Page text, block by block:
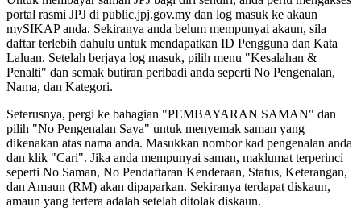
portal rasmi JPJ di public.jpj.gov.my dan log masuk ke akaun
mySIKAP anda. Sekiranya anda belum mempunyai akaun, sila
daftar terlebih dahulu untuk mendapatkan ID Pengguna dan Kata
Laluan. Setelah berjaya log masuk, pilih menu "Kesalahan &
Penalti" dan semak butiran peribadi anda seperti No Pengenalan,
Nama, dan Kategori.
Seterusnya, pergi ke bahagian "PEMBAYARAN SAMAN" dan
pilih "No Pengenalan Saya" untuk menyemak saman yang
dikenakan atas nama anda. Masukkan nombor kad pengenalan anda
dan klik "Cari". Jika anda mempunyai saman, maklumat terperinci
seperti No Saman, No Pendaftaran Kenderaan, Status, Keterangan,
dan Amaun (RM) akan dipaparkan. Sekiranya terdapat diskaun,
amaun yang tertera adalah setelah ditolak diskaun.